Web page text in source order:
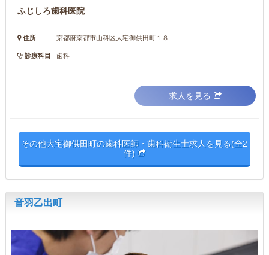
ふじしろ歯科医院
住所 京都府京都市山科区大宅御供田町１８
診療科目 歯科
求人を見る
その他大宅御供田町の歯科医師・歯科衛生士求人を見る(全2
件)
音羽乙出町